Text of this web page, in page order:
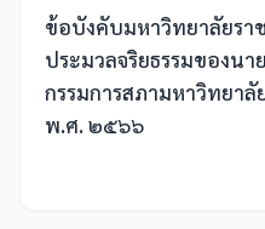
ข้อบังคับมหาวิทยาลัยรา
ประมวลจริยธรรมของน
กรรมการสภามหาวิทยา
พ.ศ. ๒๕๖๖